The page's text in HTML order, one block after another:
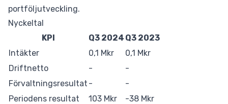
portföljutveckling.
Nyckeltal
KPI
Q3 2024 Q3 2023
Intäkter
0,1 Mkr
0,1 Mkr
Driftnetto
-
-
Förvaltningsresultat -
-
Periodens resultat
103 Mkr
-38 Mkr